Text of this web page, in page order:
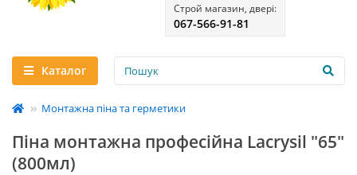
Строй магазин, двері:
067-566-91-81
Каталог
Монтажна піна та герметики
Піна монтажна професійна Lacrysil "65"
(800мл)